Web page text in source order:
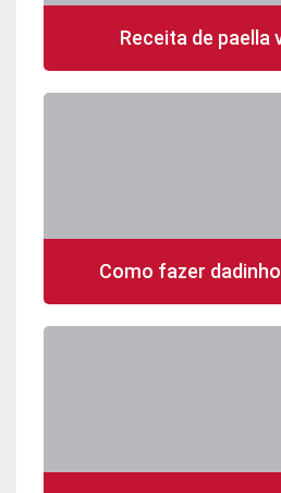
Receita de paella
Como fazer